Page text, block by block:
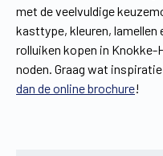
met de veelvuldige
kasttype, kleuren, lamellen
rolluiken kopen in Knokke-
noden. Graag wat
dan de online brochure!